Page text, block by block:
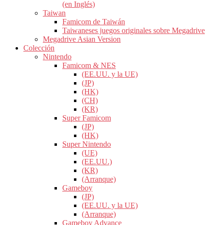
(en Inglés)
Taiwan
Famicom de Taiwán
Taiwaneses juegos originales sobre Megadrive
Megadrive Asian Version
Colección
Nintendo
Famicom & NES
(EE.UU. y la UE)
(JP)
(HK)
(CH)
(KR)
Super Famicom
(JP)
(HK)
Super Nintendo
(UE)
(EE.UU.)
(KR)
(Arranque)
Gameboy
(JP)
(EE.UU. y la UE)
(Arranque)
Gameboy Advance